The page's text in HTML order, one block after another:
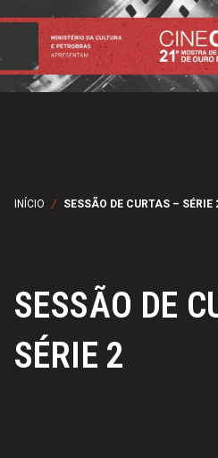
INÍCIO / SESSÃO DE CURTAS – SÉRIE
SESSÃO DE
SÉRIE 2